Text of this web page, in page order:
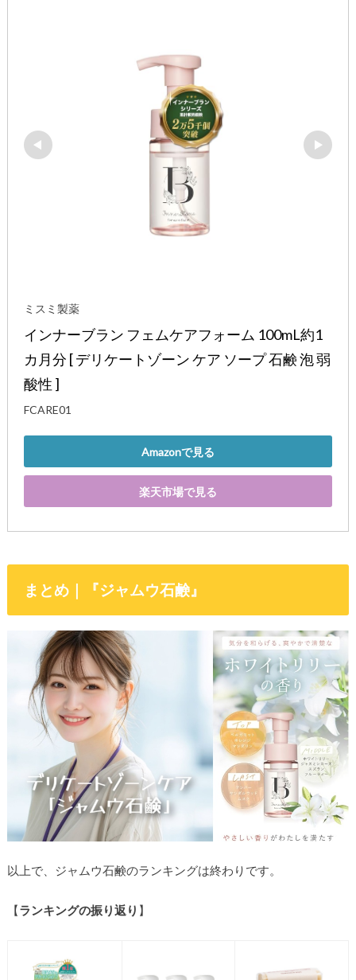
ミスミ製薬
インナーブラン フェムケアフォーム 100mL約1
カ月分 [ デリケートゾーン ケア ソープ 石鹸 泡 弱
酸性 ]
FCARE01
Amazonで見る
楽天市場で見る
まとめ｜『ジャムウ石鹸』
以上で、ジャムウ石鹸のランキングは終わりです。
【ランキングの振り返り 】